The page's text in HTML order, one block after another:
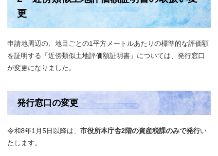
更
申請地周辺の、地目ごとの1平方メートルあたりの標準的な評価額
を証明する「近傍類似土地評価額証明書」については、発行窓口
が変更になりました。
発行窓口の変更
令和8年1月5日以降は、 市役所本庁舎2階の資産税課のみで発行い
たします。